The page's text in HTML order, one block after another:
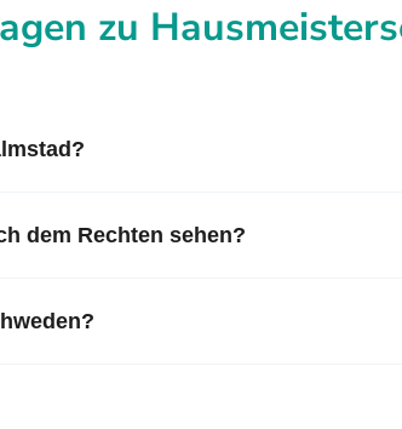
zu
dem Rechten sehen?